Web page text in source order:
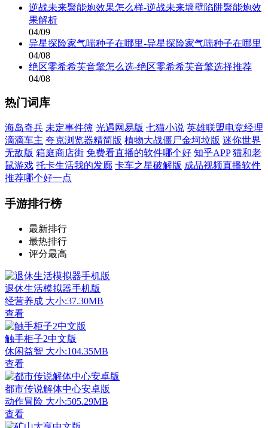
逆战未来聚能炮效果怎么样-逆战未来墙壁陷阱聚能炮效
果解析
04/09
异星探险家气喘种子在哪里-异星探险家气喘种子在哪里
04/08
绝区零希希芙音擎怎么选-绝区零希希芙音擎选择推荐
04/08
热门词库
海岛奇兵 未定事件簿 光遇网易版 七猫小说 英雄联盟电竞经理
滴滴车主 夸克浏览器精简版 植物大战僵尸金坷垃版 迷你世界
无敌版 箱庭商店街 免费看直播的软件哪个好 知乎APP 猫和老
鼠游戏 托卡生活我的发廊 卡车之星破解版 成品视频直播软件
推荐哪个好一点
手游排行榜
最新排行
最热排行
评分最高
退休生活模拟器手机版
经营养成 大小:37.30MB
查看
触手柜子2中文版
休闲益智 大小:104.35MB
查看
都市传说解体中心安卓版
动作冒险 大小:505.29MB
查看